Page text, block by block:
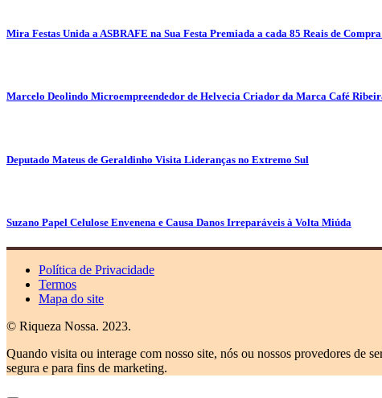
Mira Festas Unida a ASBRAFE na Sua Festa Premiada a cada 85 Reais de
Marcelo Deolindo Microempreendedor de Helvecia Criador da Marca Café
Deputado Mateus de Geraldinho Visita Lideranças no Extremo Sul
Suzano Papel Celulose Envenena e Causa Danos Irreparáveis à Volta Miúda
Política de Privacidade
Termos
Mapa do site
© Riqueza Nossa. 2023.
Quando visita ou interage com nosso site, nós ou nossos provedores de
segura e para fins de marketing.